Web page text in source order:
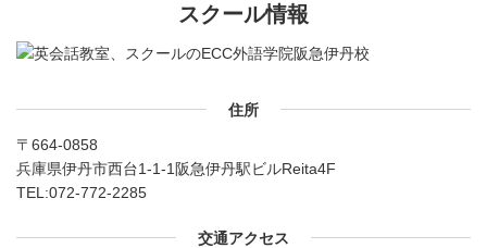
スクール情報
住所
〒664-0858
兵庫県伊丹市西台1-1-1阪急伊丹駅ビルReita4F
TEL:072-772-2285
交通アクセス